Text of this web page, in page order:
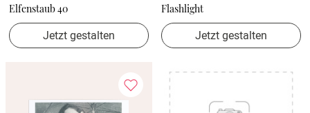
Elfenstaub 40
Jetzt gestalten
Flashlight
Jetzt gestalten